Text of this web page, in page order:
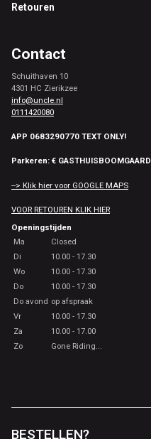
Retouren
Contact
Schuithaven 10
4301 HC Zierikzee
info@uncle.nl
0111420080
APP 0683290770 TEXT ONLY!
Parkeren: € GASTHUISBOOMGAARD
--> Klik hier voor GOOGLE MAPS
VOOR RETOUREN KLIK HIER
Openingstijden
Ma
Closed
Di
10.00 - 17.30
Wo
10.00 - 17.30
Do
10.00 - 17.30
Do avond op afspraak
Vr
10.00 - 17.30
Za
10.00 - 17.00
Zo
Gone Riding...
BESTELLEN?